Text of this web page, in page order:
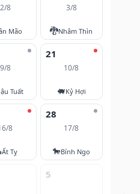
2/8
Mão
3/8
🐉Nhâm Thìn
9/8
Tuất
21
10/8
🐖Kỷ Hợi
8
Ất Tỵ
28
17/8
🐎Bính Ngọ
5